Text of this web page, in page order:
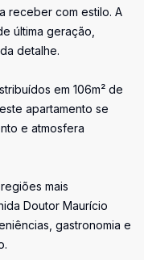
receber com estilo. A
última geração,
detalhe.
em 106m² de
apartamento se
e atmosfera
mais
Doutor Maurício
gastronomia e